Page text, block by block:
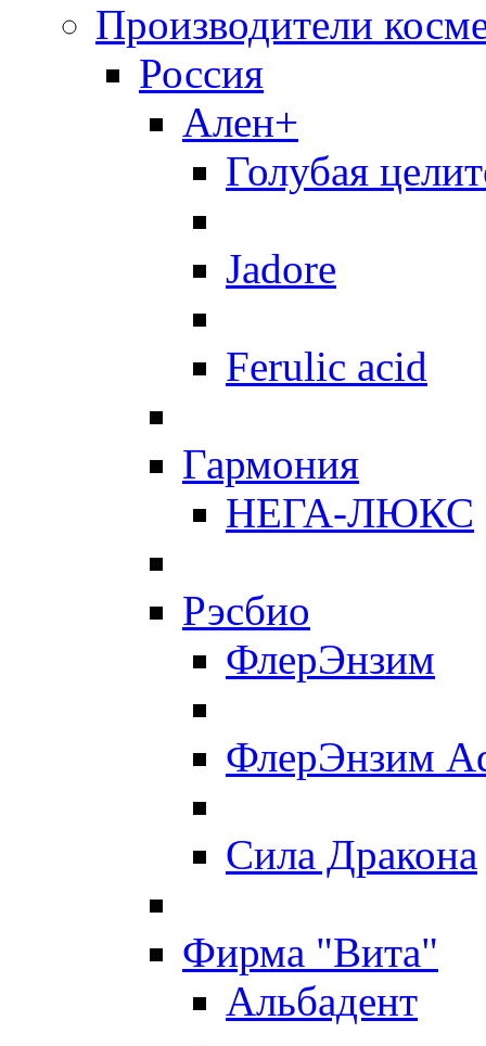
Производители
Россия
Ален+
Голубая
Jadore
Ferulic acid
Гармония
НЕГА-ЛЮКС
Рэсбио
ФлерЭнзим
ФлерЭнзим
Сила Дракона
Фирма "Вита"
Альбадент